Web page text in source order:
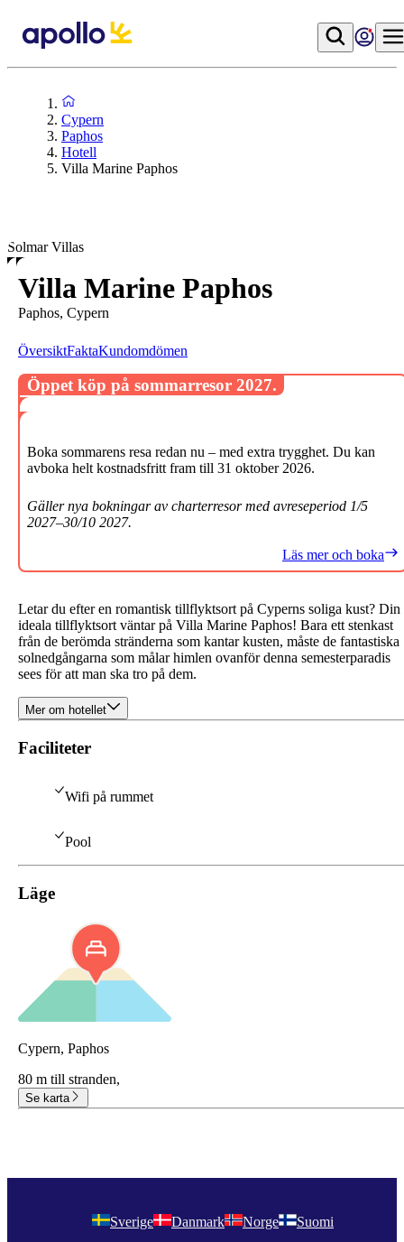
Cypern
Paphos
Hotell
Villa Marine Paphos
Solmar Villas
Villa Marine Paphos
Paphos, Cypern
ÖversiktFaktaKundomdömen
Letar du efter en romantisk tillflyktsort på Cyperns soliga kust? Din
ideala tillflyktsort väntar på Villa Marine Paphos! Bara ett stenkast
från de berömda stränderna som kantar kusten, måste de fantastiska
solnedgångarna som målar himlen ovanför denna semesterparadis
sees för att man ska tro på dem.
Mer om hotellet
Faciliteter
Wifi på rummet
Pool
Läge
Cypern, Paphos
80 m till stranden,
Se karta
Öppet köp på sommarresor 2027.
Boka sommarens resa redan nu – med extra trygghet. Du kan
avboka helt kostnadsfritt fram till 31 oktober 2026.
Gäller nya bokningar av charterresor med avreseperiod 1/5
2027–30/10 2027.
Läs mer och boka
Sverige Danmark Norge Suomi